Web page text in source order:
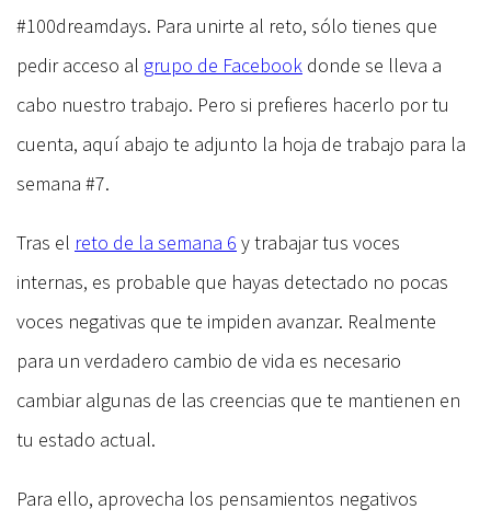
#100dreamdays. Para unirte al reto, sólo tienes que
pedir acceso al grupo de Facebook donde se lleva a
cabo nuestro trabajo. Pero si prefieres hacerlo por tu
cuenta, aquí abajo te adjunto la hoja de trabajo para la
semana #7.
Tras el reto de la semana 6 y trabajar tus voces
internas, es probable que hayas detectado no pocas
voces negativas que te impiden avanzar. Realmente
para un verdadero cambio de vida es necesario
cambiar algunas de las creencias que te mantienen en
tu estado actual.
Para ello, aprovecha los pensamientos negativos